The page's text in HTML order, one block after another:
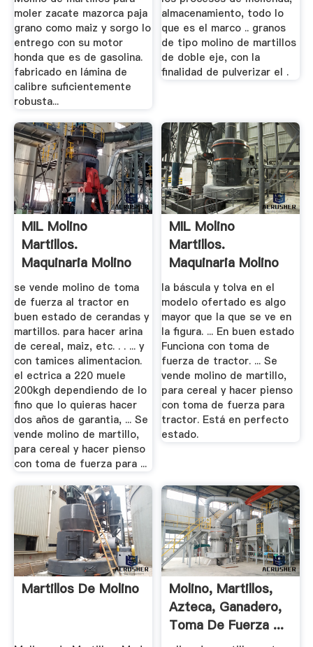
moler zacate mazorca paja
grano como maiz y sorgo lo
entrego con su motor
honda que es de gasolina.
fabricado en lámina de
calibre suficientemente
robusta...
almacenamiento, todo lo
que es el marco .. granos
de tipo molino de martillos
de doble eje, con la
finalidad de pulverizar el .
MIL Molino
Martillos.
Maquinaria Molino
...
se vende molino de toma
de fuerza al tractor en
buen estado de cerandas y
martillos. para hacer arina
de cereal, maiz, etc. . . ... y
con tamices alimentacion.
el ectrica a 220 muele
200kgh dependiendo de lo
fino que lo quieras hacer
dos años de garantia, ... Se
vende molino de martillo,
para cereal y hacer pienso
con toma de fuerza para ...
MIL Molino
Martillos.
Maquinaria Molino
...
la báscula y tolva en el
modelo ofertado es algo
mayor que la que se ve en
la figura. ... En buen estado
Funciona con toma de
fuerza de tractor. ... Se
vende molino de martillo,
para cereal y hacer pienso
con toma de fuerza para
tractor. Está en perfecto
estado.
Martillos De Molino
Molino, Martillos,
Azteca, Ganadero,
Toma De Fuerza ...